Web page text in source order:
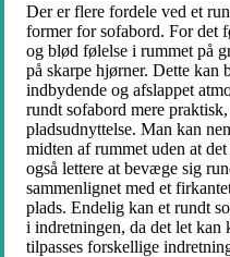
Der er flere fordele ved et
former for sofabord. For det
og blød følelse i rummet på
på skarpe hjørner. Dette kan
indbydende og afslappet
rundt sofabord mere
pladsudnyttelse. Man kan
midten af ​​rummet uden at
også lettere at bevæge sig
sammenlignet med et
plads. Endelig kan et rundt
i indretningen, da det let kan
tilpasses forskellige